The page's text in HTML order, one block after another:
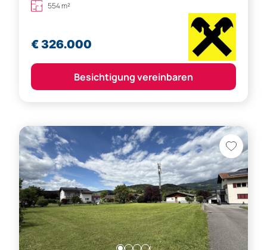
554 m²
€ 326.000
Besichtigung vereinbaren